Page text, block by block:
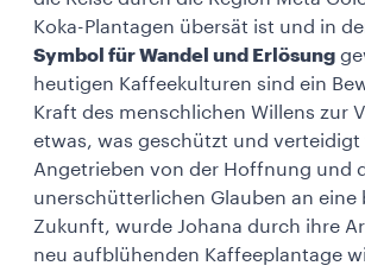
Koka-Plantagen übersät ist und in
Symbol für Wandel und Erlösung
heutigen Kaffeekulturen sind ein
Kraft des menschlichen Willens zur
etwas, was geschützt und verteidigt
Angetrieben von der Hoffnung und
unerschütterlichen Glauben an eine
Zukunft, wurde Johana durch ihre
neu aufblühenden Kaffeeplantage